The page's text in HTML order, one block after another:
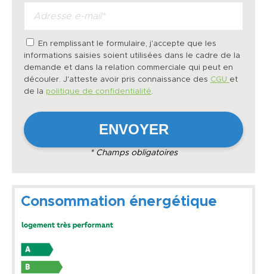
En remplissant le formulaire, j'accepte que les
informations saisies soient utilisées dans le cadre de la
demande et dans la relation commerciale qui peut en
découler. J'atteste avoir pris connaissance des CGU et
de la politique de confidentialité.
* Champs obligatoires
Consommation énergétique